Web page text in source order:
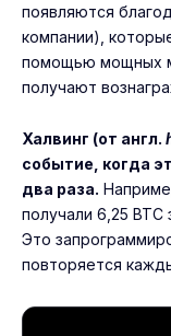
появляются
компании),
помощью мощных
получают
Халвинг (от англ.
событие, когда
два раза.
получали 6,25 BTC
Это
повторяется